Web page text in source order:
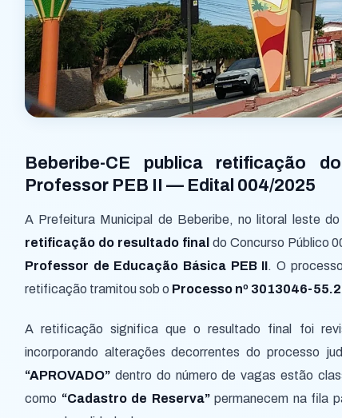
Beberibe-CE publica retificação
Professor PEB II — Edital 004/2025
A Prefeitura Municipal de Beberibe, no litoral leste
retificação do resultado final do Concurso Público
Professor de Educação Básica PEB II. O
retificação tramitou sob o Processo nº 3013046-
A retificação significa que o resultado final foi
incorporando alterações decorrentes do processo
“APROVADO” dentro do número de vagas estão
como “Cadastro de Reserva”permanecem na fila